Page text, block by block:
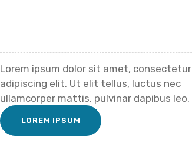
Lorem ipsum dolor sit amet, consectetur
adipiscing elit. Ut elit tellus, luctus nec
ullamcorper mattis, pulvinar dapibus leo.
LOREM IPSUM